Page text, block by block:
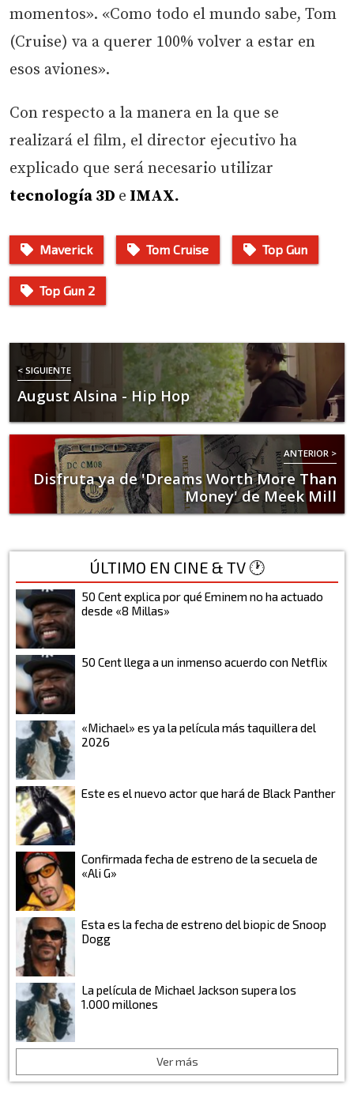
momentos». «Como todo el mundo sabe, Tom
(Cruise) va a querer 100% volver a estar en
esos aviones».
Con respecto a la manera en la que se
realizará el film, el director ejecutivo ha
explicado que será necesario utilizar
tecnología 3D e IMAX.
Maverick Tom Cruise Top Gun
Top Gun 2
< SIGUIENTE
August Alsina - Hip Hop
ANTERIOR >
Disfruta ya de 'Dreams Worth More Than
Money' de Meek Mill
ÚLTIMO EN CINE & TV 🕐
50 Cent explica por qué Eminem no ha actuado
desde «8 Millas»
50 Cent llega a un inmenso acuerdo con Netflix
«Michael» es ya la película más taquillera del
2026
Este es el nuevo actor que hará de Black Panther
Confirmada fecha de estreno de la secuela de
«Ali G»
Esta es la fecha de estreno del biopic de Snoop
Dogg
La película de Michael Jackson supera los
1.000 millones
Ver más